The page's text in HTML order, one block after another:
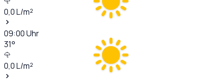
0,0L/m²
09:00Uhr
31°
0,0L/m²